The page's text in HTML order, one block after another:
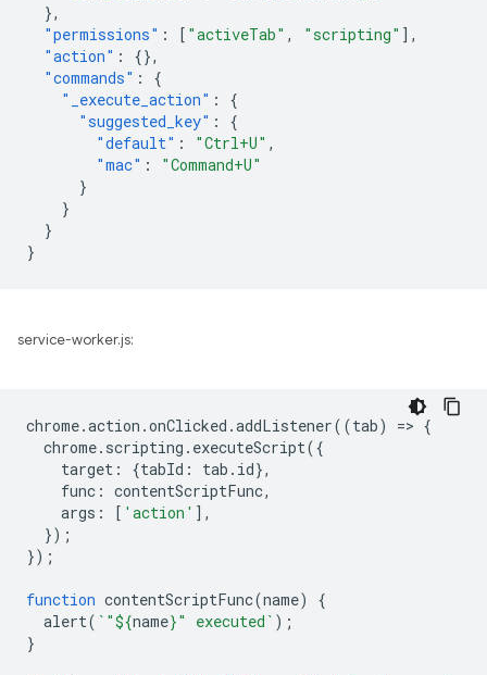
},
"permissions" : [ "activeTab" , "scripting" ],
"action" :
{},
"commands" :
{
"_execute_action" :
{
"suggested_key" :
{
"default" : "Ctrl+U" ,
"mac" :
"Command+U"
}
}
}
}
service-worker.js:
chrome.action .onClicked .addListener((tab) => {
chrome. scripting . executeScript({
target : {tabId : tab . id},
func : contentScriptFunc,
args : [ 'action' ],
});
});
function contentScriptFunc(name)
{
alert( `"${name}" executed` );
}